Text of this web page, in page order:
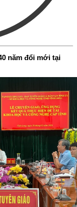
năm đổi mới tại